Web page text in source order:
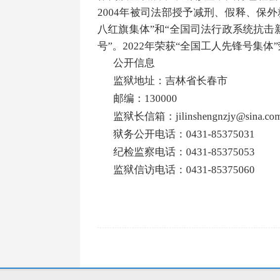
2004年被司法部授予减刑、假释、保外
八红旗集体”和“全国司法行政系统抗击
号”。 2022年荣获“全国工人先锋号集体”
公开信息
监狱地址：吉林省长春市
邮编： 130000
监狱长信箱：
狱务公开电话： 0431-85375031
纪检监察电话： 0431-85375053
监狱信访电话： 0431-85375060